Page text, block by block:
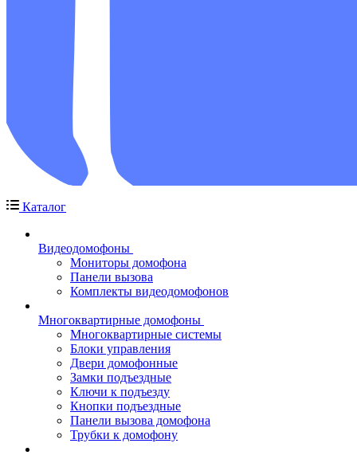
Каталог
Видеодомофоны
Мониторы домофона
Панели вызова
Комплекты видеодомофонов
Многоквартирные домофоны
Многоквартирные системы
Блоки управления
Двери домофонные
Замки подъездные
Ключи к подъезду
Кнопки подъездные
Панели вызова домофона
Трубки к домофону